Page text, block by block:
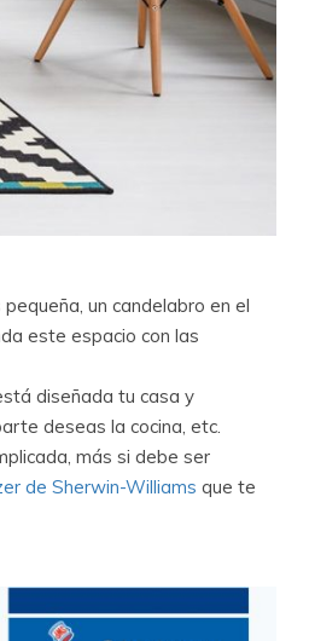
un candelabro en el
este espacio con las
diseñada tu casa y
deseas la cocina, etc.
más si debe ser
de Sherwin-Williams que te